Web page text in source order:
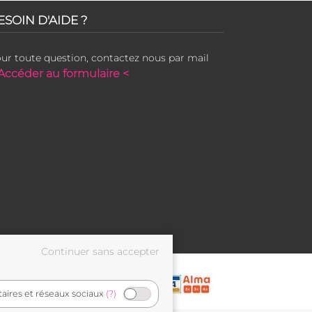
D'AIDE ?
toute question, contactez nous par mail
au formulaire <
et réseaux sociaux (?)